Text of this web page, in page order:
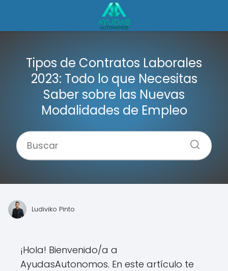
Tipos de Contratos Laborales
2023: Todo lo que Necesitas
Saber sobre las Nuevas
Modalidades de Empleo
Ludiviko Pinto
¡Hola! Bienvenido/a a
AyudasAutonomos. En este artículo te